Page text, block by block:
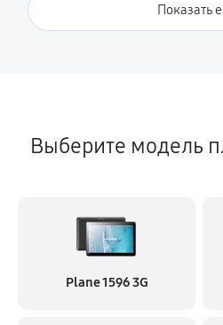
Показать
Выберите модель
Plane 1596 3G